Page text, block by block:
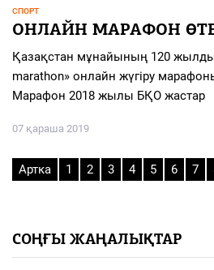
СПОРТ
ОНЛАЙН МАРАФОН
Қазақстан мұнайының 120
marathon» онлайн жүгіру
Марафон 2018 жылы БҚО жастар
07 қараша 2019
Артка 1 2 3 4 5 6 7
СОҢҒЫ ЖАҢАЛЫҚТАР